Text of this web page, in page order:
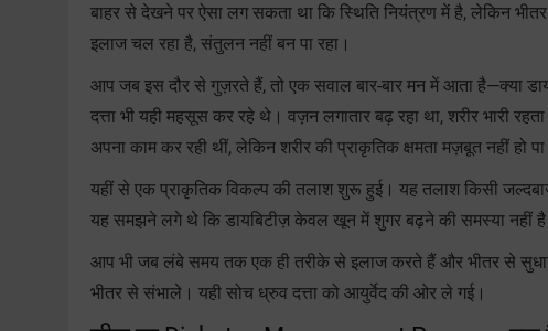
बाहर से देखने पर ऐसा लग सकता था कि स्थिति नियंत्रण में है, लेकिन
इलाज चल रहा है, संतुलन नहीं बन पा रहा।
आप जब इस दौर से गुज़रते हैं, तो एक सवाल बार-बार मन में आता है—क्या
दत्ता भी यही महसूस कर रहे थे। वज़न लगातार बढ़ रहा था, शरीर भारी
अपना काम कर रही थीं, लेकिन शरीर की प्राकृतिक क्षमता मज़बूत नहीं हो पा
यहीं से एक प्राकृतिक विकल्प की तलाश शुरू हुई। यह तलाश किसी
यह समझने लगे थे कि डायबिटीज़ केवल खून में शुगर बढ़ने की समस्या नहीं
आप भी जब लंबे समय तक एक ही तरीके से इलाज करते हैं और भीतर से
भीतर से संभाले। यही सोच ध्रुव दत्ता को आयुर्वेद की ओर ले गई।